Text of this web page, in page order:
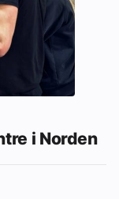
i Norden